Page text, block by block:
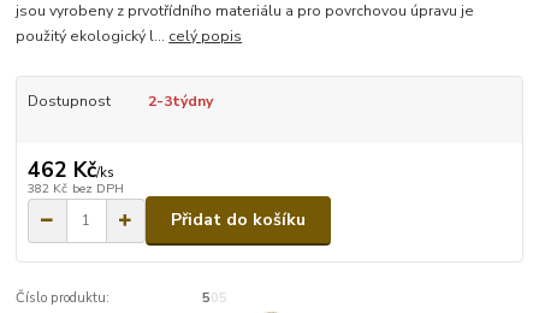
jsou vyrobeny z prvotřídního materiálu a pro povrchovou úpravu je
použitý ekologický l... celý popis
Dostupnost 2-3týdny
462 Kč/ks
382 Kč bez DPH
Přidat do košíku
Číslo produktu: 505